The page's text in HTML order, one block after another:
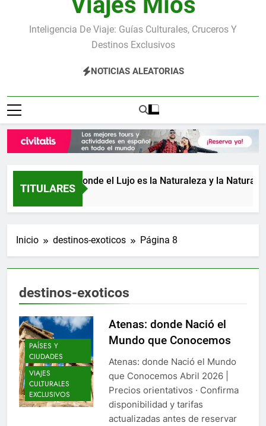
Inteligencia De Viaje: Guías Culturales, Cruceros Y
Destinos Exclusivos
NOTICIAS ALEATORIAS
TITULARES
Costa Rica: donde el Lujo es la Naturaleza y la Naturaleza
2 Días Atrás
Inicio destinos-exoticos Página 8
destinos-exoticos
PAÍSES Y
CIUDADES
VIAJES
CULTURALES
EXCLUSIVOS
Atenas: donde Nació el
Mundo que Conocemos
Atenas: donde Nació el Mundo
que Conocemos Abril 2026 |
Precios orientativos · Confirma
disponibilidad y tarifas
actualizadas antes de reservar